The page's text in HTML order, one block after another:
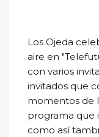
Los Ojeda
aire en
con varios
invitados que
momentos de
programa que
como así